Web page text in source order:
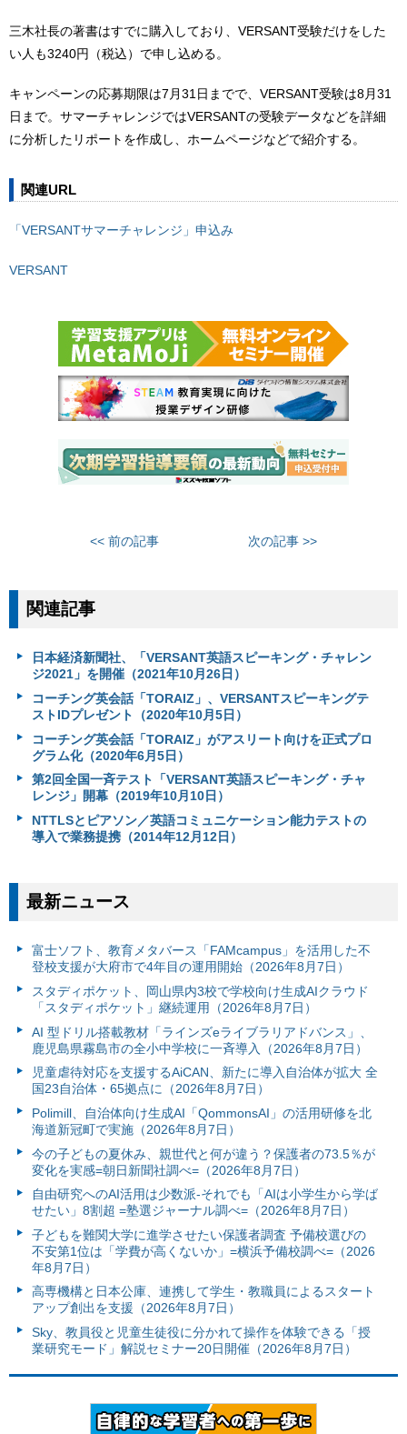
三木社長の著書はすでに購入しており、VERSANT受験だけをした
い人も3240円（税込）で申し込める。
キャンペーンの応募期限は7月31日までで、VERSANT受験は8月31
日まで。サマーチャレンジではVERSANTの受験データなどを詳細
に分析したリポートを作成し、ホームページなどで紹介する。
関連URL
「VERSANTサマーチャレンジ」申込み
VERSANT
<< 前の記事 次の記事 >>
関連記事
日本経済新聞社、「VERSANT英語スピーキング・チャレン
ジ2021」を開催（2021年10月26日）
コーチング英会話「TORAIZ」、VERSANTスピーキングテ
ストIDプレゼント（2020年10月5日）
コーチング英会話「TORAIZ」がアスリート向けを正式プロ
グラム化（2020年6月5日）
第2回全国一斉テスト「VERSANT英語スピーキング・チャ
レンジ」開幕（2019年10月10日）
NTTLSとピアソン／英語コミュニケーション能力テストの
導入で業務提携（2014年12月12日）
最新ニュース
富⼠ソフト、教育メタバース「FAMcampus」を活用した不
登校支援が大府市で4年目の運用開始（2026年8月7日）
スタディポケット、岡山県内3校で学校向け生成AIクラウド
「スタディポケット」継続運用（2026年8月7日）
AI 型ドリル搭載教材「ラインズeライブラリアドバンス」、
鹿児島県霧島市の全小中学校に一斉導入（2026年8月7日）
児童虐待対応を支援するAiCAN、新たに導入自治体が拡大 全
国23自治体・65拠点に（2026年8月7日）
Polimill、自治体向け生成AI「QommonsAI」の活用研修を北
海道新冠町で実施（2026年8月7日）
今の子どもの夏休み、親世代と何が違う？保護者の73.5％が
変化を実感=朝日新聞社調べ=（2026年8月7日）
自由研究へのAI活用は少数派-それでも「AIは小学生から学ば
せたい」8割超 =塾選ジャーナル調べ=（2026年8月7日）
子どもを難関大学に進学させたい保護者調査 予備校選びの
不安第1位は「学費が高くないか」=横浜予備校調べ=（2026
年8月7日）
高専機構と日本公庫、連携して学生・教職員によるスタート
アップ創出を支援（2026年8月7日）
Sky、教員役と児童生徒役に分かれて操作を体験できる「授
業研究モード」解説セミナー20日開催（2026年8月7日）